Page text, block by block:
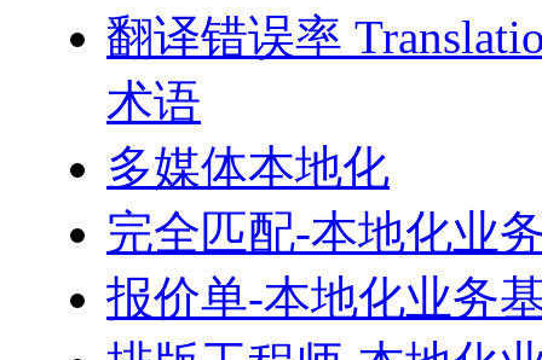
翻译错误率
术语
多媒体本地化
完全匹配-本地化业
报价单-本地化业务